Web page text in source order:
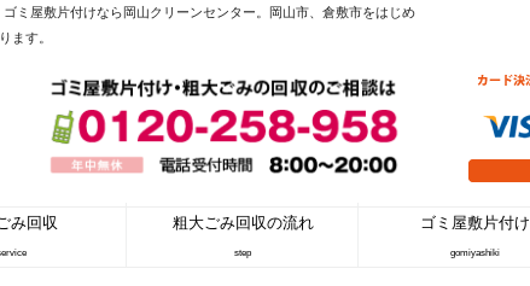
屋敷片付けなら岡山クリーンセンター。岡山市、倉敷市をはじめ
ます。
み回収 粗大ごみ回収の流れ
step
ゴミ屋敷片付け
gomiyashiki